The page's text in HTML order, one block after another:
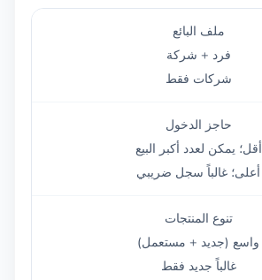
ملف البائع
فرد + شركة
شركات فقط
حاجز الدخول
أقل؛ يمكن لعدد أكبر البيع
أعلى؛ غالباً سجل ضريبي
تنوع المنتجات
واسع (جديد + مستعمل)
غالباً جديد فقط